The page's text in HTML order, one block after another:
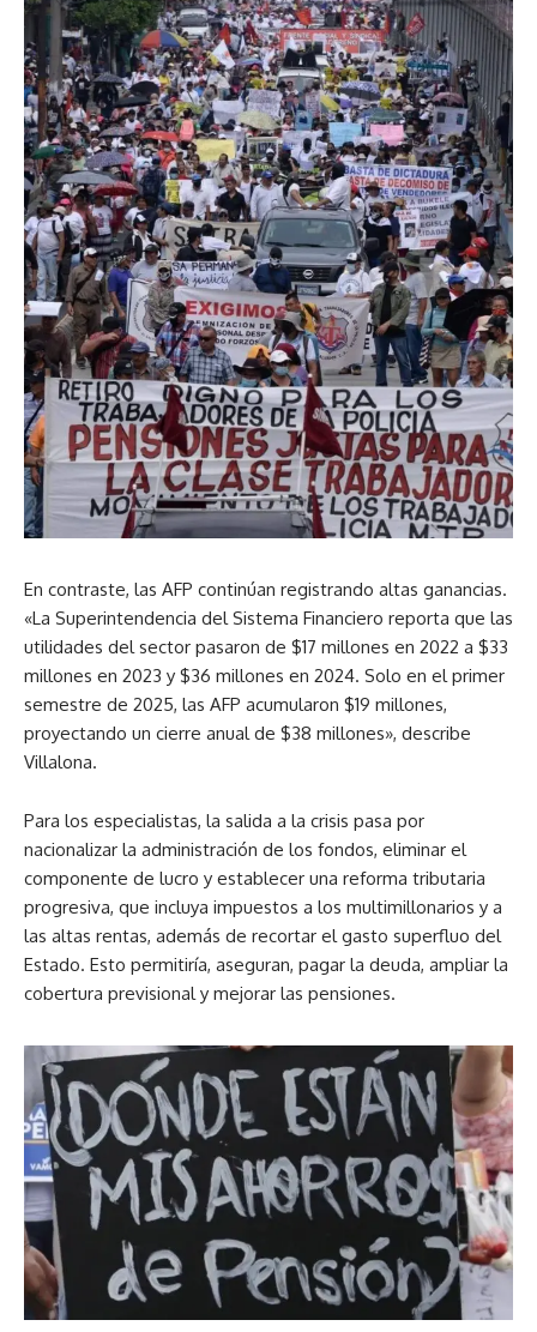
En contraste, las AFP continúan registrando altas ganancias.
«La Superintendencia del Sistema Financiero reporta que las
utilidades del sector pasaron de $17 millones en 2022 a $33
millones en 2023 y $36 millones en 2024. Solo en el primer
semestre de 2025, las AFP acumularon $19 millones,
proyectando un cierre anual de $38 millones», describe
Villalona.
Para los especialistas, la salida a la crisis pasa por
nacionalizar la administración de los fondos, eliminar el
componente de lucro y establecer una reforma tributaria
progresiva, que incluya impuestos a los multimillonarios y a
las altas rentas, además de recortar el gasto superfluo del
Estado. Esto permitiría, aseguran, pagar la deuda, ampliar la
cobertura previsional y mejorar las pensiones.